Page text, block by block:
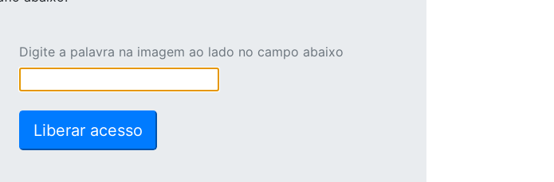
Digite a palavra na imagem ao lado no campo abaixo